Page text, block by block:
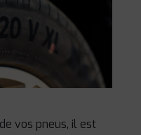
vos pneus, il est